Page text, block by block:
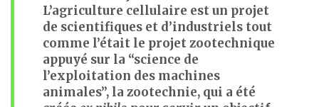
L’agriculture cellulaire est un projet
de scientifiques et d’industriels tout
comme l’était le projet zootechnique
appuyé sur la “science de
l’exploitation des machines
animales”, la zootechnie, qui a été